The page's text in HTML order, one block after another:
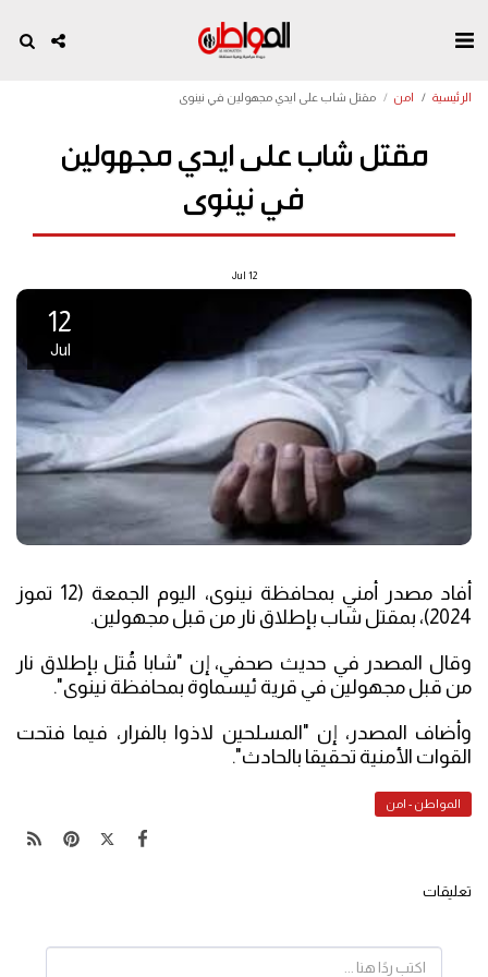
الرئيسية امن مقتل شاب على ايدي مجهولين في نينوى
مقتل شاب على ايدي مجهولين
في نينوى
12
Jul
12
Jul
أفاد مصدر أمني بمحافظة نينوى، اليوم الجمعة (12 تموز
2024)، بمقتل شاب بإطلاق نار من قبل مجهولين.
وقال المصدر في حديث صحفي، إن "شابا قُتل بإطلاق نار
من قبل مجهولين في قرية ئيسماوة بمحافظة نينوى".
وأضاف المصدر، إن "المسلحين لاذوا بالفرار، فيما فتحت
القوات الأمنية تحقيقا بالحادث".
المواطن - امن
تعليقات